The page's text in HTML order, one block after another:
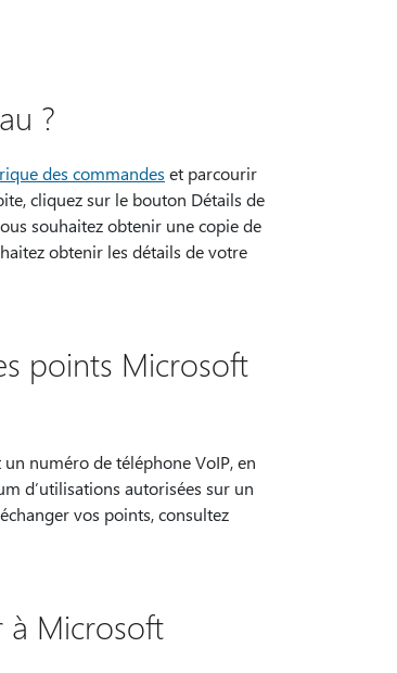
?
des commandes et parcourir
cliquez sur le bouton Détails de
souhaitez obtenir une copie de
obtenir les détails de votre
points Microsoft
numéro de téléphone VoIP, en
d’utilisations autorisées sur un
vos points, consultez
à Microsoft